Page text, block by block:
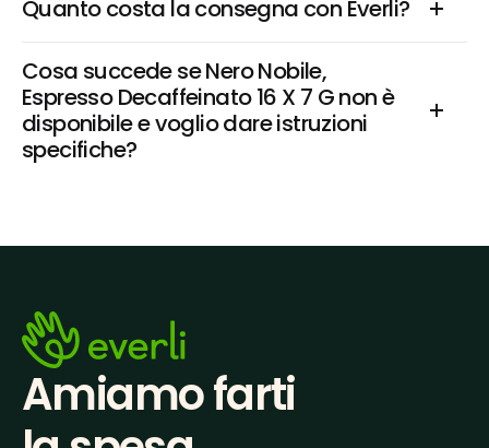
Quanto costa la consegna con Everli?
Cosa succede se Nero Nobile,
Espresso Decaffeinato 16 X 7 G non è
disponibile e voglio dare istruzioni
specifiche?
Amiamo farti